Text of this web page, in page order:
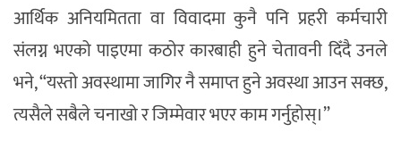
आर्थिक अनियमितता वा विवादमा कुनै पनि प्रहरी कर्मचारी
संलग्न भएको पाइएमा कठोर कारबाही हुने चेतावनी दिँदै उनले
भने, “यस्तो अवस्थामा जागिर नै समाप्त हुने अवस्था आउन सक्छ,
त्यसैले सबैले चनाखो र जिम्मेवार भएर काम गर्नुहोस्।”